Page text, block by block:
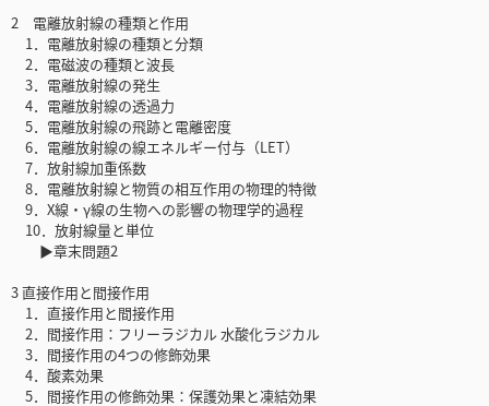
2 電離放射線の種類と作用
1．電離放射線の種類と分類
2．電磁波の種類と波長
3．電離放射線の発生
4．電離放射線の透過力
5．電離放射線の飛跡と電離密度
6．電離放射線の線エネルギー付与（LET）
7．放射線加重係数
8．電離放射線と物質の相互作用の物理的特徴
9．X線・γ線の生物への影響の物理学的過程
10．放射線量と単位
▶章末問題2
3 直接作用と間接作用
1．直接作用と間接作用
2．間接作用：フリーラジカル 水酸化ラジカル
3．間接作用の4つの修飾効果
4．酸素効果
5．間接作用の修飾効果：保護効果と凍結効果